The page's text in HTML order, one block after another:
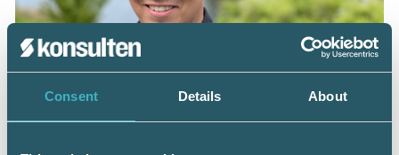
Consent Details About